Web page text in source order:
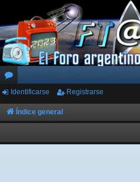
or
os
Identificarse Registrarse
Índice general